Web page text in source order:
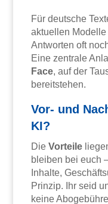
Für deutsche
aktuellen
Antworten oft
Eine zentrale
Face, auf der
bereitstehen.
Vor- und
KI?
DieVorteile
bleiben bei euch
Inhalte,
Prinzip. Ihr seid
keine